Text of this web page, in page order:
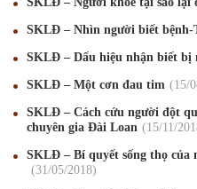
SKLĐ – Nhìn người biết bệnh-
SKLĐ – Dấu hiệu nhận biết bị
SKLĐ – Một cơn đau tim 15/
SKLĐ – Cách cứu người đột
chuyên gia Đài Loan
15/11 /
SKLĐ – Bí quyết sống thọ của
31 /05/2018
Mừng Xuân Canh Tý 2020 22/
Chúc mừng Giáng sinh và Năm
Mừng Xuân Kỷ Hợi 2019 /02